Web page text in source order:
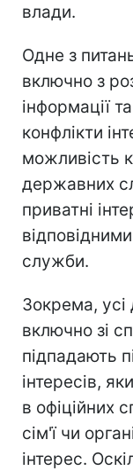
влади.
Одне з
включно з
інформації
конфлікти
можливість
державних
приватні
служби.
Зокрема,
включно зі
підпадають
інтересів,
в офіційних
сім'ї чи
інтерес.